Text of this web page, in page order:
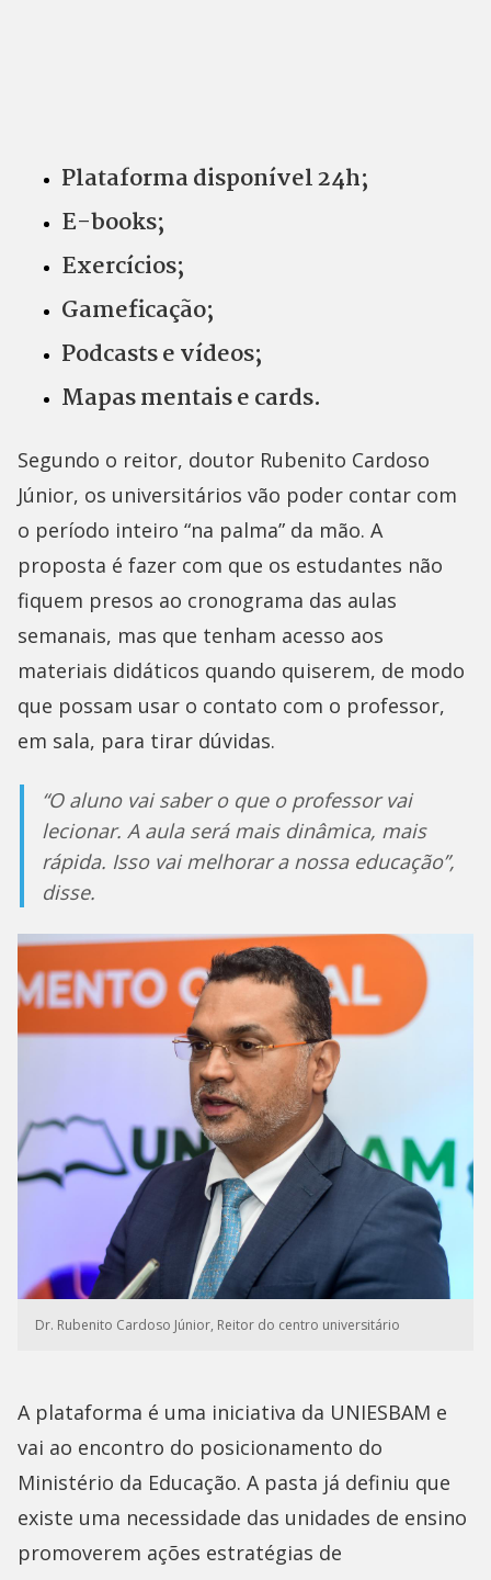
Plataforma disponível 24h;
E-books;
Exercícios;
Gameficação;
Podcasts e vídeos;
Mapas mentais e cards.
Segundo o reitor, doutor Rubenito Cardoso
Júnior, os universitários vão poder contar com
o período inteiro “na palma” da mão. A
proposta é fazer com que os estudantes não
fiquem presos ao cronograma das aulas
semanais, mas que tenham acesso aos
materiais didáticos quando quiserem, de modo
que possam usar o contato com o professor,
em sala, para tirar dúvidas.
“O aluno vai saber o que o professor vai
lecionar. A aula será mais dinâmica, mais
rápida. Isso vai melhorar a nossa educação”,
disse.
Dr. Rubenito Cardoso Júnior, Reitor do centro universitário
A plataforma é uma iniciativa da UNIESBAM e
vai ao encontro do posicionamento do
Ministério da Educação. A pasta já definiu que
existe uma necessidade das unidades de ensino
promoverem ações estratégias de